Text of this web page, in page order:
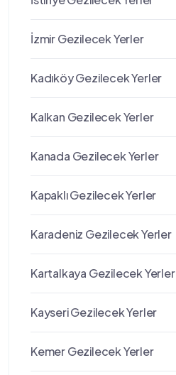
İzmir Gezilecek Yerler
Kadıköy Gezilecek Yerler
Kalkan Gezilecek Yerler
Kanada Gezilecek Yerler
Kapaklı Gezilecek Yerler
Karadeniz Gezilecek Yerler
Kartalkaya Gezilecek Yerler
Kayseri Gezilecek Yerler
Kemer Gezilecek Yerler